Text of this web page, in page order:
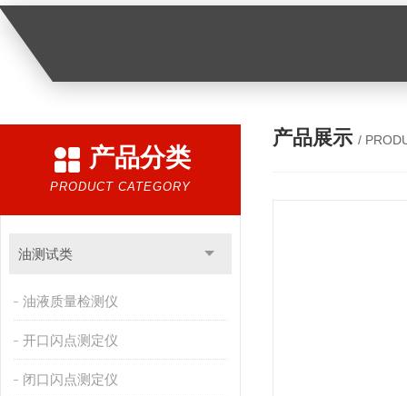
产品分类
PRODUCT CATEGORY
油测试类
油液质量检测仪
开口闪点测定仪
闭口闪点测定仪
产品展示 /